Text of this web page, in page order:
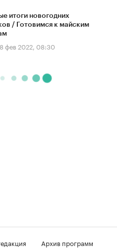
итоги новогодних
/ Готовимся к майским
фев 2022, 08:30
Архив программ